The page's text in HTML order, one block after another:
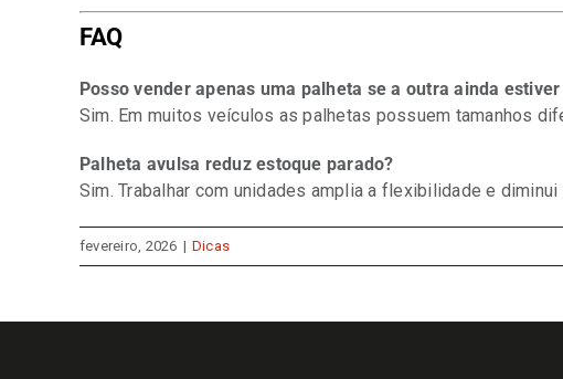
FAQ
Posso vender apenas uma palheta se a outra ainda estiver
Sim. Em muitos veículos as palhetas possuem tamanhos
Palheta avulsa reduz estoque parado?
Sim. Trabalhar com unidades amplia a flexibilidade e
fevereiro, 2026 | Dicas